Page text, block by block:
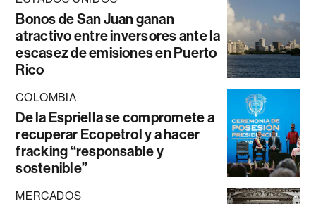
Bonos de San Juan ganan
atractivo entre inversores ante la
escasez de emisiones en Puerto
Rico
COLOMBIA
De la Espriella se compromete a
recuperar Ecopetrol y a hacer
fracking “responsable y
sostenible”
MERCADOS